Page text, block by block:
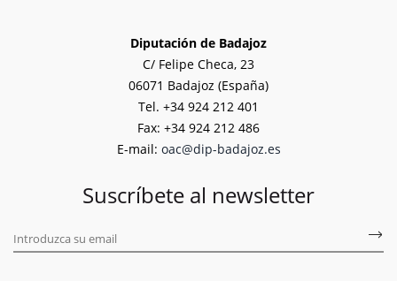
Diputación de Badajoz
C/ Felipe Checa, 23
06071 Badajoz (España)
Tel. +34 924 212 401
Fax: +34 924 212 486
E-mail: oac@dip-badajoz.es
Suscríbete al newsletter